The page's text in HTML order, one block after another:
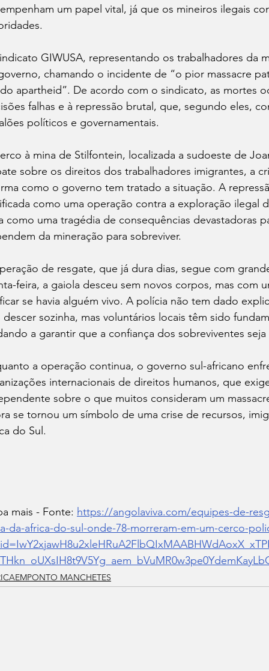
um papel vital, já que os mineiros ilegais
GIWUSA, representando os trabalhadores da
chamando o incidente de “o pior massacre
apartheid”. De acordo com o sindicato, as mortes
falhas e à repressão brutal, que, segundo eles,
políticos e governamentais.
à mina de Stilfontein, localizada a sudoeste de
sobre os direitos dos trabalhadores imigrantes, a
como o governo tem tratado a situação. A
como uma operação contra a exploração ilegal
como uma tragédia de consequências devastadoras
da mineração para sobreviver.
de resgate, que já dura dias, segue com
feira, a gaiola desceu sem novos corpos, mas com
se havia alguém vivo. A polícia não tem dado
descer sozinha, mas voluntários locais têm sido
a garantir que a confiança dos sobreviventes
a operação continua, o governo sul-africano
internacionais de direitos humanos, que
sobre o que muitos consideram um
se tornou um símbolo de uma crise de recursos,
do Sul.
mais - Fonte: https://angolaviva.com/equipes-de-
da-africa-do-sul-onde-78-morreram-em-um-cerco-
MANCHETES